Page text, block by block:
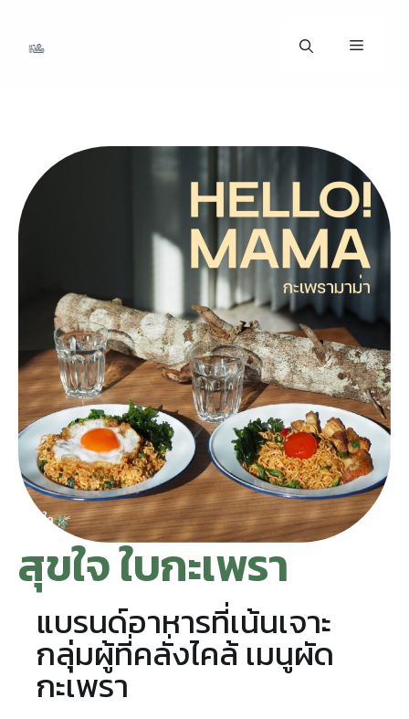
สุขใจ ใบกะเพรา
แบรนด์อาหารที่เน้นเจาะ
กลุ่มผู้ที่คลั่งไคล้ เมนูผัด
กะเพรา